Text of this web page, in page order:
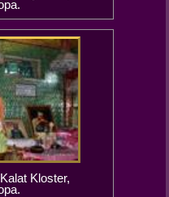
Kloster,